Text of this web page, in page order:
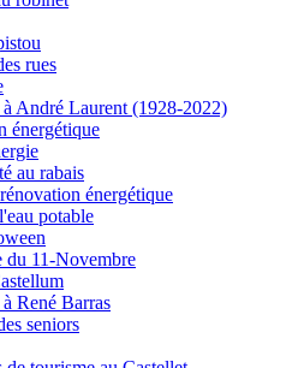
rues
André Laurent (1928-2022)
énergétique
au rabais
énergétique
potable
du 11-Novembre
René Barras
seniors